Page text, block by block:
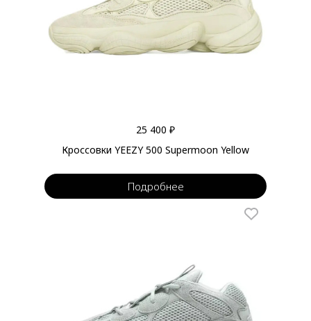
25 400 ₽
Кроссовки YEEZY 500 Supermoon Yellow
Подробнее